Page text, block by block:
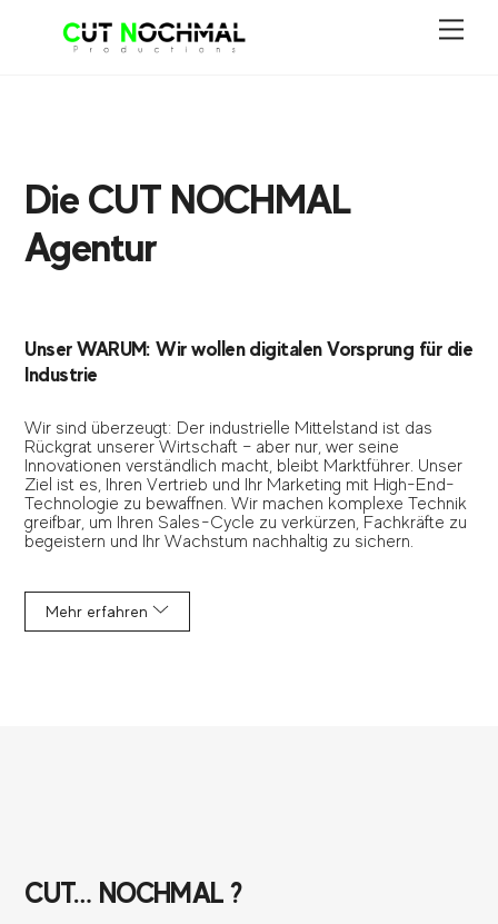
Die CUT NOCHMAL
Agentur
Unser WARUM: Wir wollen digitalen Vorsprung für die
Industrie
Wir sind überzeugt: Der industrielle Mittelstand ist das
Rückgrat unserer Wirtschaft – aber nur, wer seine
Innovationen verständlich macht, bleibt Marktführer. Unser
Ziel ist es, Ihren Vertrieb und Ihr Marketing mit High-End-
Technologie zu bewaffnen. Wir machen komplexe Technik
greifbar, um Ihren Sales-Cycle zu verkürzen, Fachkräfte zu
begeistern und Ihr Wachstum nachhaltig zu sichern.
Mehr erfahren
CUT… NOCHMAL ?